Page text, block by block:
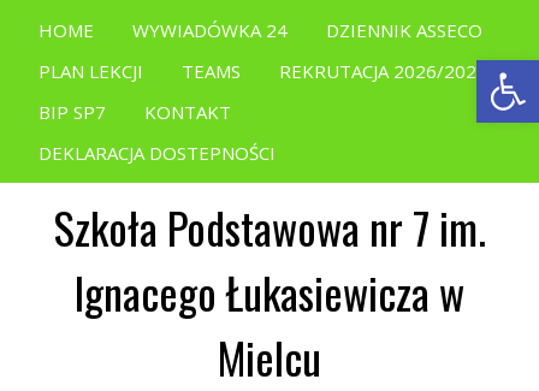
HOME WYWIADÓWKA 24
DZIENNIK ASSECO
PLAN LEKCJI
TEAMS
REKRUTACJA 2026/2027
BIP SP7
KONTAKT
DEKLARACJA DOSTEPNOŚCI
Szkoła Podstawowa nr 7 im.
Ignacego Łukasiewicza w
Mielcu